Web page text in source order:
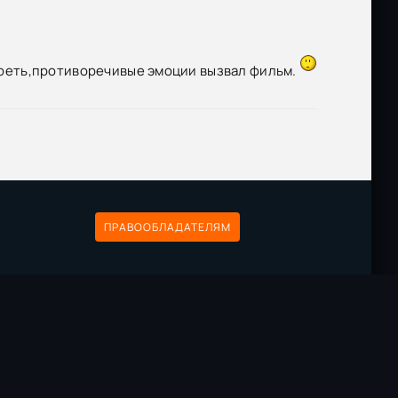
Скачать
эмоции вызвал фильм.
ПРАВООБЛАДАТЕЛЯМ